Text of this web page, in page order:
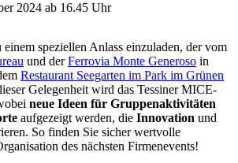
2024 ab 16.45 Uhr
speziellen Anlass einzuladen, der vom
und derFerrovia Monte Generoso in
Restaurant Seegarten im Park im Grünen
Gelegenheit wird das Tessiner MICE-
neue Ideen für Gruppenaktivitäten
aufgezeigt werden, die Innovation und
So finden Sie sicher wertvolle
des nächsten Firmenevents!